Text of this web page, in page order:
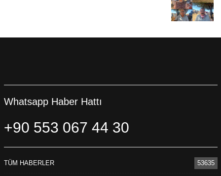
Whatsapp Haber Hattı
+90 553 067 44 30
TÜM HABERLER 53635